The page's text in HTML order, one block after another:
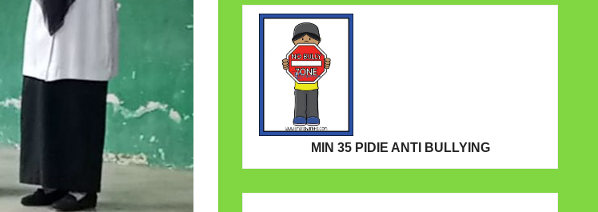
MIN 35 PIDIE ANTI BULLYING